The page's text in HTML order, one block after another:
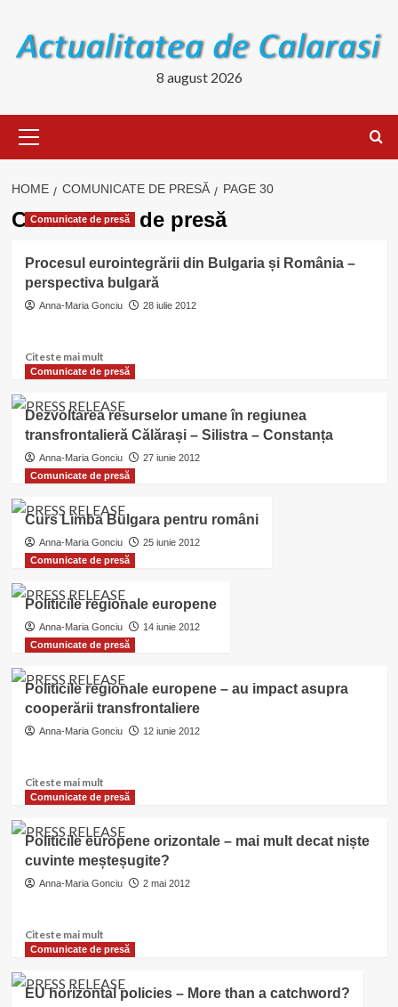
content
8 august 2026
Menu
HOME COMUNICATE DE PRESĂ PAGE 30
Comunicate de presă
Comunicate de presă
Procesul eurointegrării din Bulgaria și România –
perspectiva bulgară
Anna-Maria Gonciu 28 iulie 2012
Citeste mai multRead
more
Procesul
eurointegrării
din
Bulgaria
și
–
perspectiva
bulgară
Comunicate de presă
Dezvoltarea resurselor umane în regiunea
transfrontalieră Călărași – Silistra – Constanța
Anna-Maria Gonciu
27 iunie 2012
Comunicate de presă
Curs Limba Bulgara pentru români
Anna-Maria Gonciu
25 iunie 2012
Comunicate de presă
Politicile regionale europene
Anna-Maria Gonciu
14 iunie 2012
Comunicate de presă
Politicile regionale europene – au impact asupra
cooperării transfrontaliere
Anna-Maria Gonciu 12 iunie 2012
Citeste mai multRead
more
Politicile
regionale
europene
–
asupra
cooperării
Comunicate de presă
Politicile europene orizontale – mai mult decat niște
cuvinte meșteșugite?
Anna-Maria Gonciu 2 mai 2012
Citeste mai multRead
more
Politicile
europene
Comunicate de presă
EU horizontal policies – More than a catchword?